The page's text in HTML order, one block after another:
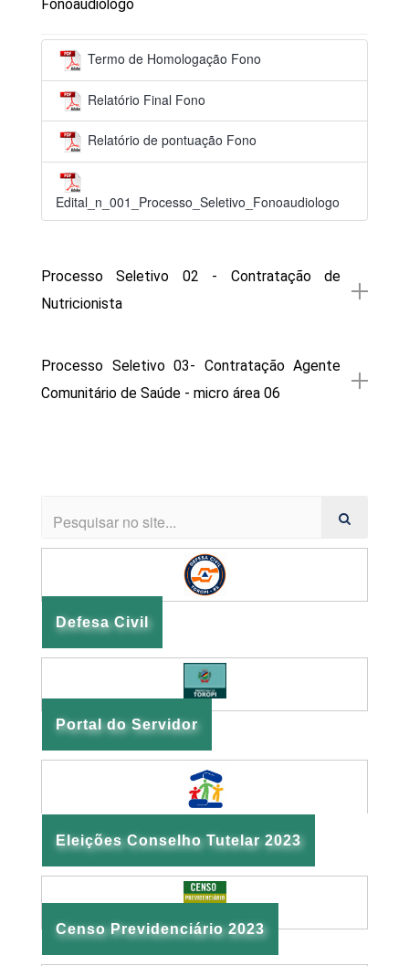
Fonoaudiólogo
Termo de Homologação Fono
Relatório Final Fono
Relatório de pontuação Fono
Edital_n_001_Processo_Seletivo_Fonoaudiologo
Processo Seletivo 02 - Contratação de
Nutricionista
Processo Seletivo 03- Contratação Agente
Comunitário de Saúde - micro área 06
Defesa Civil
Portal do Servidor
Eleições Conselho Tutelar 2023
Censo Previdenciário 2023